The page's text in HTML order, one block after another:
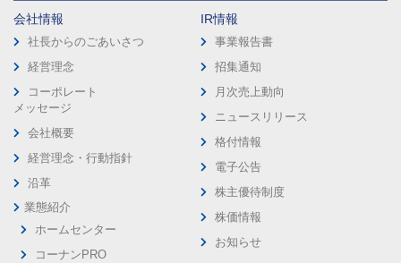
会社情報
社長からのごあいさつ
経営理念
コーポレート
メッセージ
会社概要
経営理念・行動指針
沿革
業態紹介
ホームセンター
コーナンPRO
IR情報
事業報告書
招集通知
月次売上動向
ニュースリリース
格付情報
電子公告
株主優待制度
株価情報
お知らせ